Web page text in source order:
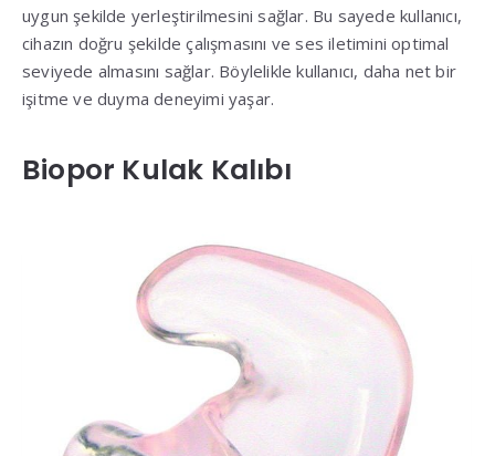
uygun şekilde yerleştirilmesini sağlar. Bu sayede kullanıcı,
cihazın doğru şekilde çalışmasını ve ses iletimini optimal
seviyede almasını sağlar. Böylelikle kullanıcı, daha net bir
işitme ve duyma deneyimi yaşar.
Biopor Kulak Kalıbı